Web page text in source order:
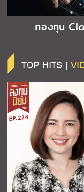
กองทุน
TOP HITS |